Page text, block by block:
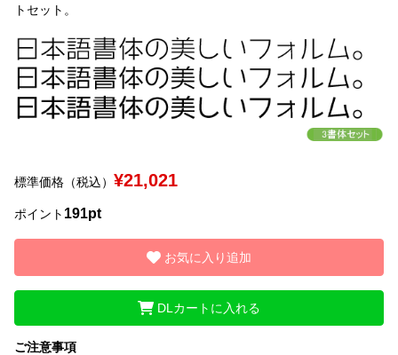
ご利用ガイド
よくあるご質問
すべてを表示
太さ・ウェイト
トセット。
標準価格（税込） ¥21,021
ポイント 191pt
お気に入り追加
DLカートに入れる
ご注意事項